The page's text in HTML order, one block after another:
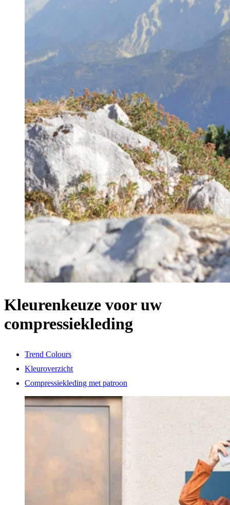
Kleurenkeuze voor uw
compressiekleding
Trend Colours
Kleuroverzicht
Compressiekleding met patroon